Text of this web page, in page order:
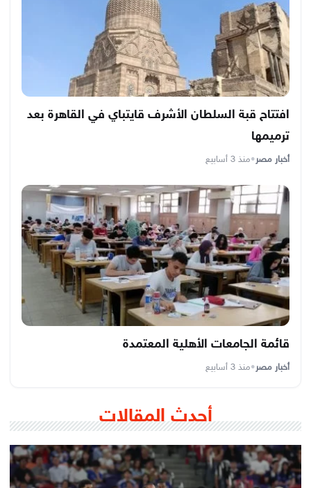
افتتاح قبة السلطان الأشرف قايتباي في القاهرة بعد
ترميمها
أخبار مصر•منذ 3 أسابيع
قائمة الجامعات الأهلية المعتمدة
أخبار مصر•منذ 3 أسابيع
أحدث المقالات